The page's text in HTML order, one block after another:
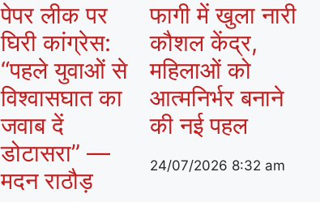
पेपर लीक पर
घिरी कांग्रेस:
“पहले युवाओं से
विश्वासघात का
जवाब दें
डोटासरा” —
मदन राठौड़
फागी में खुला नारी
कौशल केंद्र,
महिलाओं को
आत्मनिर्भर बनाने
की नई पहल
24/07/2026 8:32 am